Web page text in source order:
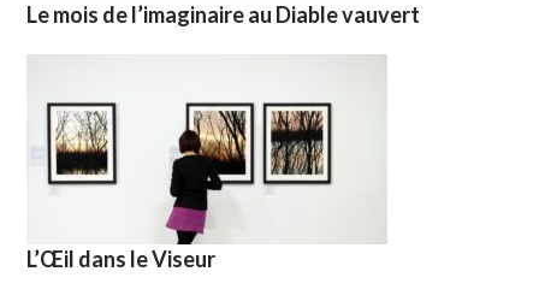
Le mois de l’imaginaire au Diable vauvert
L’Œil dans le Viseur